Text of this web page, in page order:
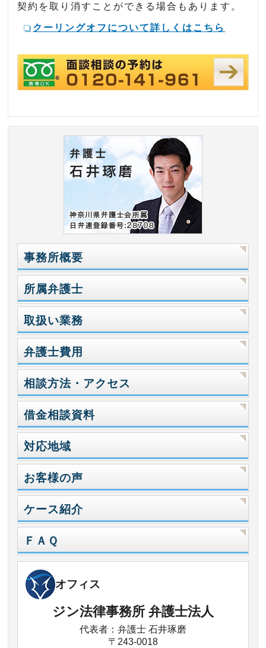
契約を取り消すことができる場合もあります。
クーリングオフについて詳しくはこちら
事務所概要
所属弁護士
取扱い業務
弁護士費用
相談方法・アクセス
借金相談資料
対応地域
お客様の声
ケース紹介
ＦＡＱ
オフィス
ジン法律事務所 弁護士法人
代表者：弁護士 石井琢磨
〒243-0018